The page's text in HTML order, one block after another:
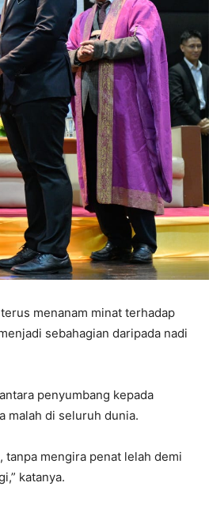
menanam minat terhadap
sebahagian daripada nadi
penyumbang kepada
malah di seluruh dunia.
mengira penat lelah demi
katanya.